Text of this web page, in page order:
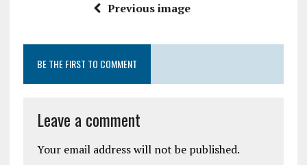
Previous image
BE THE FIRST TO COMMENT
Leave a comment
Your email address will not be published.